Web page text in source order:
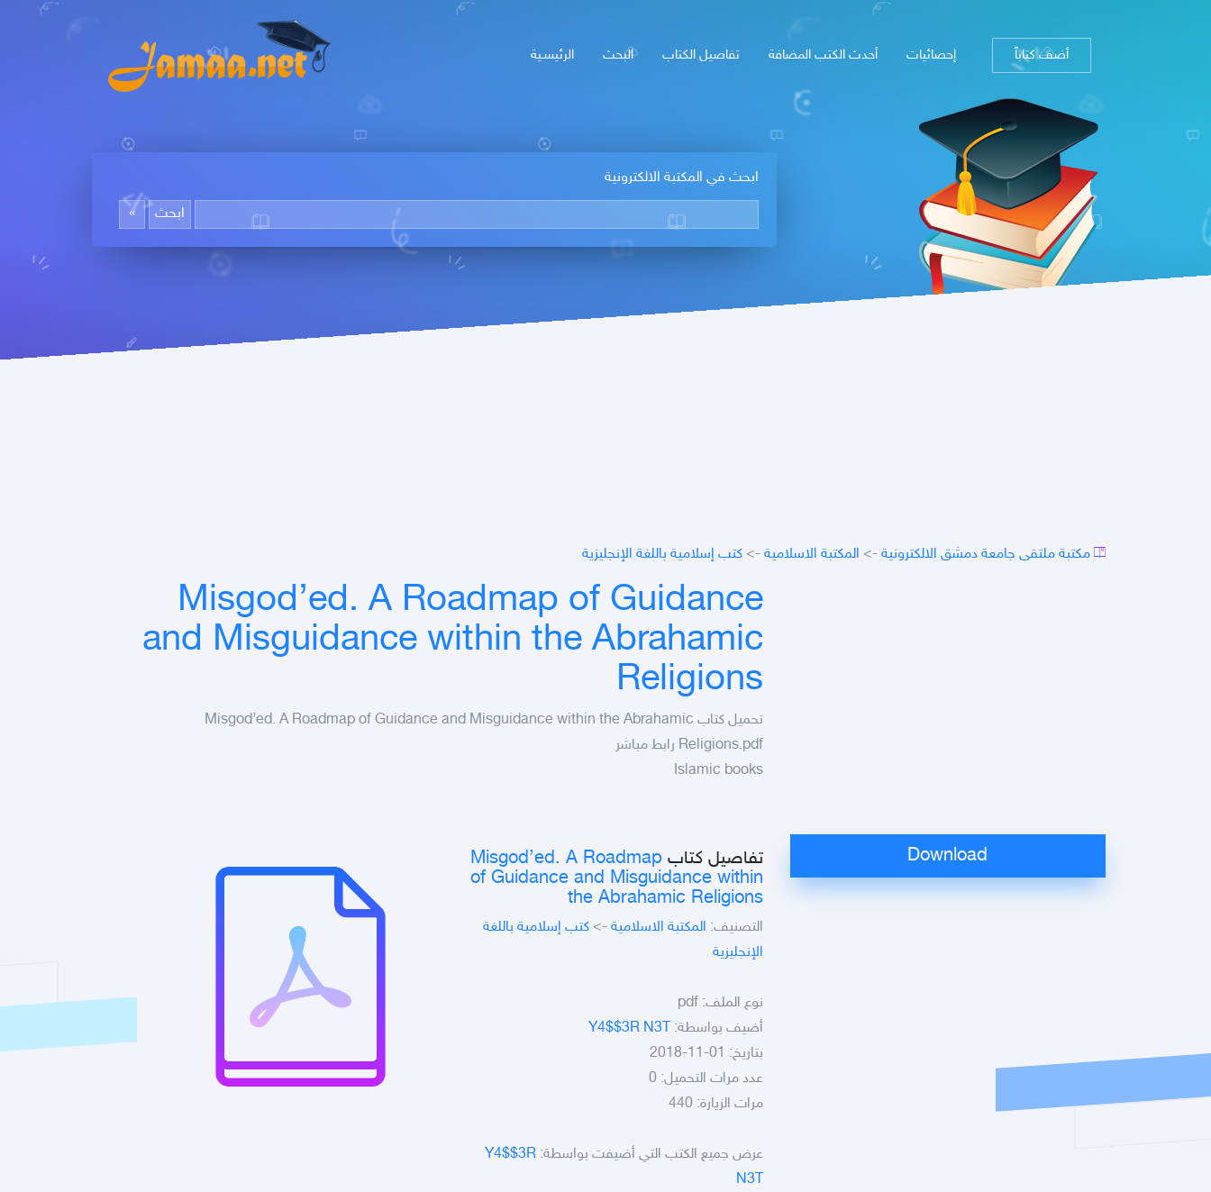
الرئيسـية البحث تفاصيل الكتاب أحدث الكتب المضافة إحصائيات أضف كتاباً
ابحث في المكتبة الالكترونية
مكتبة ملتقى جامعة دمشق الالكترونية -> المكتبة الاسلامية -> كتب إسلامية باللغة الإنجليزية
Misgod’ed. A Roadmap of Guidance
and Misguidance within the Abrahamic
Religions
تحميل كتاب Misgod’ed. A Roadmap of Guidance and Misguidance within the Abrahamic
Religions.pdf رابط مباشر
Islamic books
تفاصيل كتاب Misgod’ed. A Roadmap
of Guidance and Misguidance within
the Abrahamic Religions
التصنيف: المكتبة الاسلامية -> كتب إسلامية باللغة
الإنجليزية
نوع الملف: pdf
أضيف بواسطة: Y4$$3R N3T
بتاريخ: 01-11-2018
عدد مرات التحميل: 0
مرات الزيارة: 440
عرض جميع الكتب التي أضيفت بواسطة: Y4$$3R
N3T